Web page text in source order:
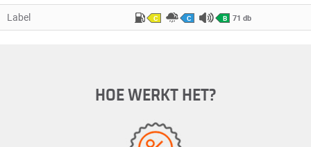
Label
C C B 71 db
HOE WERKT HET?